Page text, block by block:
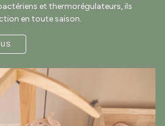
et thermorégulateurs, ils
en toute saison.